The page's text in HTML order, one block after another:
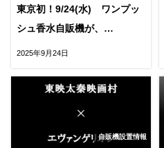
東京初！9/24(水) ワンプッ
シュ香水自販機が、
2025年9月24日
自販機設置情報